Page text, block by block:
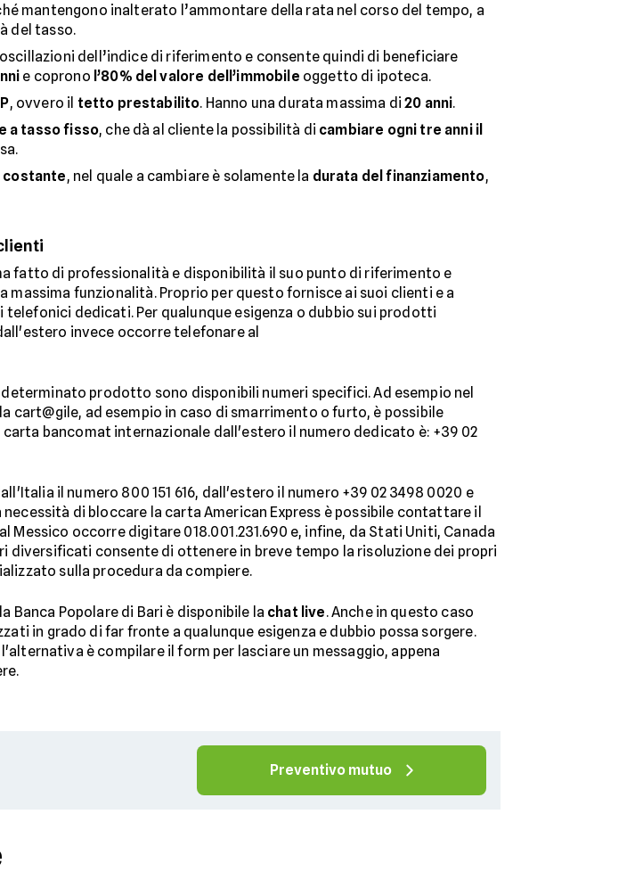
mantengono inalterato l’ammontare della rata nel corso del tempo, a
del tasso.
dell’indice di riferimento e consente quindi di beneficiare
e coprono l’80% del valore dell’immobile oggetto di ipoteca.
, ovvero il tetto prestabilito. Hanno una durata massima di20 anni.
a tasso fisso, che dà al cliente la possibilità di cambiare ogni tre anni il
, nel quale a cambiare è solamente la durata del finanziamento,
fatto di professionalità e disponibilità il suo punto di riferimento e
funzionalità. Proprio per questo fornisce ai suoi clienti e a
dedicati. Per qualunque esigenza o dubbio sui prodotti
invece occorre telefonare al
prodotto sono disponibili numeri specifici. Ad esempio nel
cart@gile, ad esempio in caso di smarrimento o furto, è possibile
bancomat internazionale dall'estero il numero dedicato è: +39 02
il numero 800 151 616, dall'estero il numero +39 02 3498 0020 e
di bloccare la carta American Express è possibile contattare il
Messico occorre digitare 018.001.231.690 e, infine, da Stati Uniti, Canada
diversificati consente di ottenere in breve tempo la risoluzione dei propri
sulla procedura da compiere.
Banca Popolare di Bari è disponibile la chat live. Anche in questo caso
in grado di far fronte a qualunque esigenza e dubbio possa sorgere.
è compilare il form per lasciare un messaggio, appena
Preventivo mutuo